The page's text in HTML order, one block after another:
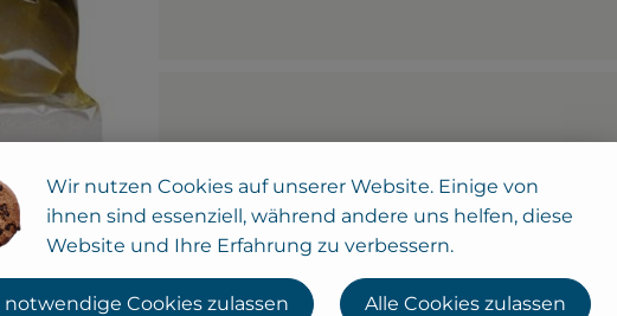
Wir nutzen Cookies auf unserer Website. Einige von
ihnen sind essenziell, während andere uns helfen, diese
Website und Ihre Erfahrung zu verbessern.
notwendige Cookies zulassen Alle Cookies zulassen